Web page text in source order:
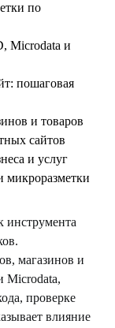
по
Microdata и
пошаговая
и товаров
сайтов
и услуг
микроразметки
инструмента
магазинов и
Microdata,
проверке
влияние